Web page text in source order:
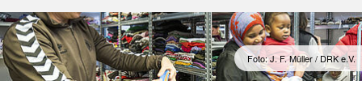
Foto: J. F. Müller / DRK e.V.